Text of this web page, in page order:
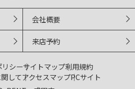
会社概要
来店予約
シーサイトマップ利用規約
してアクセスマップPCサイト